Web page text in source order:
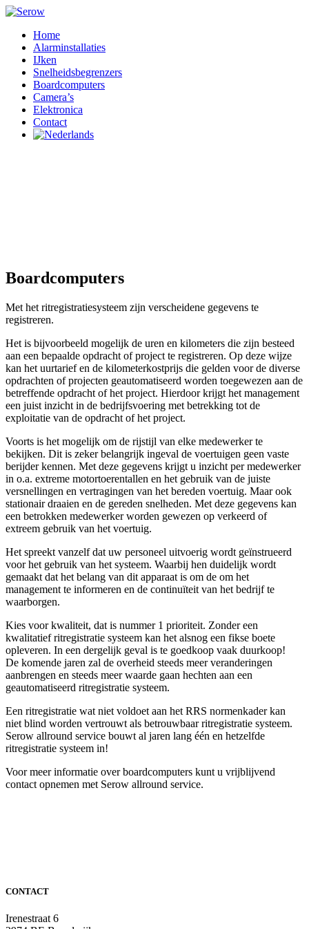
Home
Alarminstallaties
IJken
Snelheidsbegrenzers
Boardcomputers
Camera’s
Elektronica
Contact
Boardcomputers
Met het ritregistratiesysteem zijn verscheidene gegevens te
registreren.
Het is bijvoorbeeld mogelijk de uren en kilometers die zijn besteed
aan een bepaalde opdracht of project te registreren. Op deze wijze
kan het uurtarief en de kilometerkostprijs die gelden voor de diverse
opdrachten of projecten geautomatiseerd worden toegewezen aan de
betreffende opdracht of het project. Hierdoor krijgt het management
een juist inzicht in de bedrijfsvoering met betrekking tot de
exploitatie van de opdracht of het project.
Voorts is het mogelijk om de rijstijl van elke medewerker te
bekijken. Dit is zeker belangrijk ingeval de voertuigen geen vaste
berijder kennen. Met deze gegevens krijgt u inzicht per medewerker
in o.a. extreme motortoerentallen en het gebruik van de juiste
versnellingen en vertragingen van het bereden voertuig. Maar ook
stationair draaien en de gereden snelheden. Met deze gegevens kan
een betrokken medewerker worden gewezen op verkeerd of
extreem gebruik van het voertuig.
Het spreekt vanzelf dat uw personeel uitvoerig wordt geïnstrueerd
voor het gebruik van het systeem. Waarbij hen duidelijk wordt
gemaakt dat het belang van dit apparaat is om de om het
management te informeren en de continuïteit van het bedrijf te
waarborgen.
Kies voor kwaliteit, dat is nummer 1 prioriteit. Zonder een
kwalitatief ritregistratie systeem kan het alsnog een fikse boete
opleveren. In een dergelijk geval is te goedkoop vaak duurkoop!
De komende jaren zal de overheid steeds meer veranderingen
aanbrengen en steeds meer waarde gaan hechten aan een
geautomatiseerd ritregistratie systeem.
Een ritregistratie wat niet voldoet aan het RRS normenkader kan
niet blind worden vertrouwt als betrouwbaar ritregistratie systeem.
Serow allround service bouwt al jaren lang één en hetzelfde
ritregistratie systeem in!
Voor meer informatie over boardcomputers kunt u vrijblijvend
contact opnemen met Serow allround service.
CONTACT
Irenestraat 6